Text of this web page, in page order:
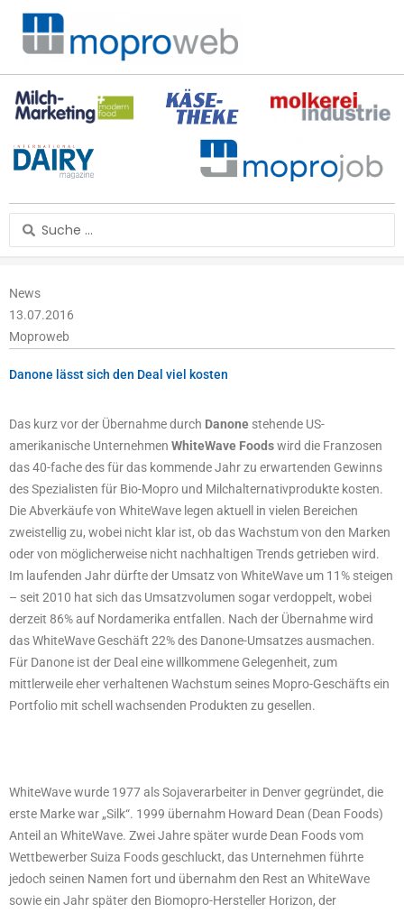
Zum
Inhalt
springen
Search
...
News
13.07.2016
Moproweb
Danone lässt sich den Deal viel kosten
Das kurz vor der Übernahme durch Danone stehende US-
amerikanische Unternehmen WhiteWave Foodswird die Franzosen
das 40-fache des für das kommende Jahr zu erwartenden Gewinns
des Spezialisten für Bio-Mopro und Milchalternativprodukte kosten.
Die Abverkäufe von WhiteWave legen aktuell in vielen Bereichen
zweistellig zu, wobei nicht klar ist, ob das Wachstum von den Marken
oder von möglicherweise nicht nachhaltigen Trends getrieben wird.
Im laufenden Jahr dürfte der Umsatz von WhiteWave um 11% steigen
– seit 2010 hat sich das Umsatzvolumen sogar verdoppelt, wobei
derzeit 86% auf Nordamerika entfallen. Nach der Übernahme wird
das WhiteWave Geschäft 22% des Danone-Umsatzes ausmachen.
Für Danone ist der Deal eine willkommene Gelegenheit, zum
mittlerweile eher verhaltenen Wachstum seines Mopro-Geschäfts ein
Portfolio mit schell wachsenden Produkten zu gesellen.
WhiteWave wurde 1977 als Sojaverarbeiter in Denver gegründet, die
erste Marke war „Silk“. 1999 übernahm Howard Dean (Dean Foods)
Anteil an WhiteWave. Zwei Jahre später wurde Dean Foods vom
Wettbewerber Suiza Foods geschluckt, das Unternehmen führte
jedoch seinen Namen fort und übernahm den Rest an WhiteWave
sowie ein Jahr später den Biomopro-Hersteller Horizon, der